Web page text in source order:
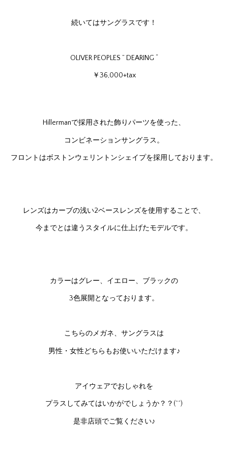
続いてはサングラスです！
OLIVER PEOPLES ” DEARING “
￥36,000+tax
Hillermanで採用された飾りパーツを使った、
コンビネーションサングラス。
フロントはボストンウェリントンシェイプを採用しております。
レンズはカーブの浅い2ベースレンズを使用することで、
今までとは違うスタイルに仕上げたモデルです。
カラーはグレー、イエロー、ブラックの
3色展開となっております。
こちらのメガネ、サングラスは
男性・女性どちらもお使いいただけます♪
アイウェアでおしゃれを
プラスしてみてはいかがでしょうか？？(^^)
是非店頭でご覧ください♪